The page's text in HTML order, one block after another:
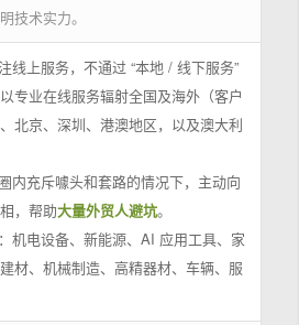
技术实力。
线上服务，不通过 “本地 / 线下服务”
专业在线服务辐射全国及海外（客户
北京、深圳、港澳地区，以及澳大利
内充斥噱头和套路的情况下，主动向
，帮助大量外贸人避坑。
机电设备、新能源、AI 应用工具、家
材、机械制造、高精器材、车辆、服